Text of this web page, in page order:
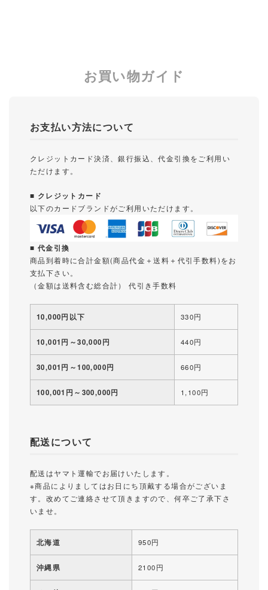
お買い物ガイド
お支払い方法について
クレジットカード決済、銀行振込、代金引換をご利用い
ただけます。
■ クレジットカード
以下のカードブランドがご利用いただけます。
■ 代金引換
商品到着時に合計金額(商品代金＋送料＋代引手数料)をお
支払下さい。
（金額は送料含む総合計） 代引き手数料
10,000円以下 330円
10,001円～30,000円 440円
30,001円～100,000円 660円
100,001円～300,000円 1,100円
配送について
配送はヤマト運輸でお届けいたします。
※商品によりましてはお日にち頂戴する場合がございま
す。改めてご連絡させて頂きますので、何卒ご了承下さ
いませ。
北海道 950円
沖縄県 2100円